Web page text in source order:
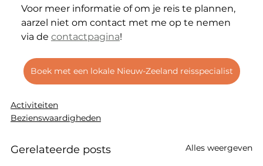
Voor meer informatie of om je reis te plannen,
aarzel niet om contact met me op te nemen
via de contactpagina!
Boek met een lokale Nieuw-Zeeland reisspecialist
Activiteiten
Bezienswaardigheden
Gerelateerde posts Alles weergeven